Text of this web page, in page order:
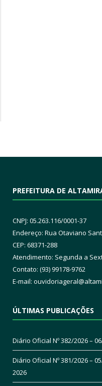
PREFEITURA DE
CNPJ: 05.263.116/0001-37
Endereço: Rua Otaviano
CEP: 68371-288
Atendimento: Segunda a
Contato: (93) 99178-9762
E-mail:
ÚLTIMAS PUBLICAÇÕES
Diário Oficial Nº 382/2026 –
Diário Oficial Nº 381/2026 –
2026